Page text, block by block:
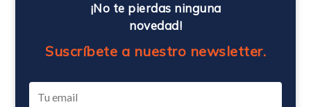
¡No te pierdas ninguna
novedad!
Suscríbete a nuestro newsletter.